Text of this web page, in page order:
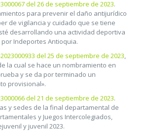
del 26 de septiembre de 2023.
para prevenir el daño antijurídico
de vigilancia y cuidado que se tiene
desarrollando una actividad deportiva
Indeportes Antioquia.
del 25 de septiembre de 2023,
la cual se hace un nombramiento en
y se da por terminado un
provisional».
del 21 de septiembre de 2023.
y sedes de la final departamental de
y Juegos Intercolegiados,
y juvenil 2023.